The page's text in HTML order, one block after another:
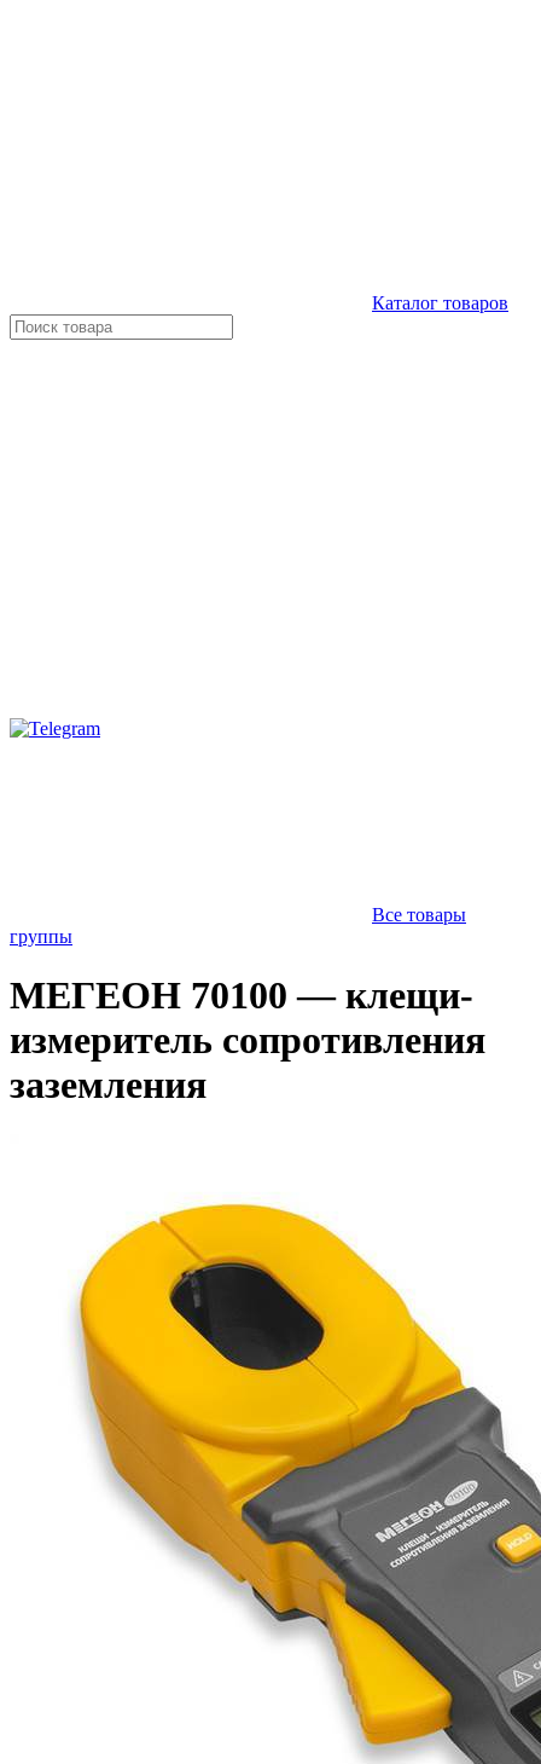
Каталог товаров
Все товары
группы
МЕГЕОН 70100 — клещи-
измеритель сопротивления
заземления